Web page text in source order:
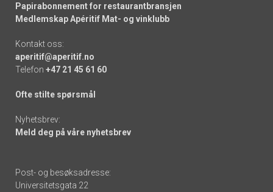
Papirabonnement for restaurantbransjen
Medlemskap Apéritif Mat- og vinklubb
Kontakt oss:
aperitif@aperitif.no
Telefon +47 21 45 61 60
Ofte stilte spørsmål
Nyhetsbrev:
Meld deg på våre nyhetsbrev
Post- og besøksadresse:
Universitetsgata 22